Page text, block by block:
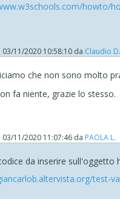
howto/
03/11/2020 10:58:10 da Claudio D.
che non sono molto
fa niente, grazie lo stesso.
03/11/2020 11:07:46 da PAOLA L.
da inserire sull'oggetto
test-